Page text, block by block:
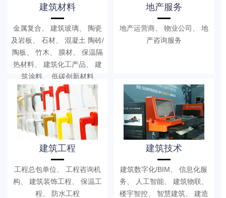
建筑材料
金属复合、 建筑玻璃、 陶瓷
及岩板、 石材、 混凝土 陶砖/
陶板、 竹木、 膜材、 保温隔
热材料、 建筑化工产品、 建
筑涂料、 低碳创新材料
地产服务
地产运营商、 物业公司、 地
产咨询服务
建筑工程
工程总包单位、 工程咨询机
构、 建筑装饰工程、 保温工
程、 防水工程
建筑技术
建筑数字化/BIM、 信息化服
务、 人工智能、 建筑物联、
楼宇智控、 智慧建筑、 建造